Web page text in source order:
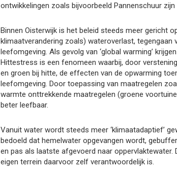
ontwikkelingen zoals bijvoorbeeld Pannenschuur
Binnen Oisterwijk is het beleid steeds meer gericht
klimaatverandering zoals) wateroverlast, tegengaan
leefomgeving. Als gevolg van ‘global warming’
Hittestress is een fenomeen waarbij, door
en groen bij hitte, de effecten van de opwarming
leefomgeving. Door toepassing van maatregelen
warmte onttrekkende maatregelen (groene
beter leefbaar.
Vanuit water wordt steeds meer ‘klimaatadaptief’
bedoeld dat hemelwater opgevangen wordt,
en pas als laatste afgevoerd naar
eigen terrein daarvoor zelf verantwoordelijk is.